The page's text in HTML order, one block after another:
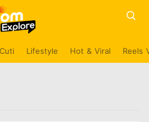
Lifestyle Hot & Viral Reels